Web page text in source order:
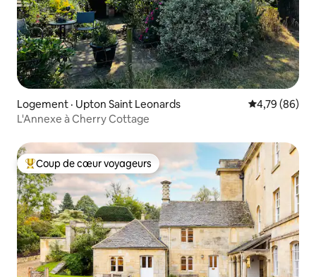
Logement · Upton Saint Leonards Note
4,79 (86)
L'Annexe à Cherry Cottage
Coup de cœur voyageurs parmi les plus aimés
Coup de cœur voyageurs